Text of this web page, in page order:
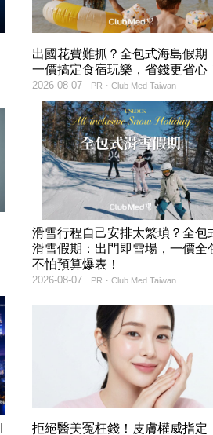
出國花費難抓？全包式海島假期
一價搞定食宿玩樂，省錢更省心
PR・Club Med Taiwan
2026-08-07
滑雪行程自己安排太繁瑣？全包
滑雪假期：出門即雪場，一價全
不怕預算爆表！
PR・Club Med Taiwan
2026-08-07
拒絕醫美冤枉錢！皮膚權威指定